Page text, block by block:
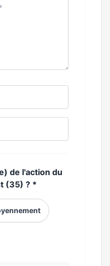
de l'action du
(35) ? *